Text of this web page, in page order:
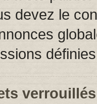
devez le